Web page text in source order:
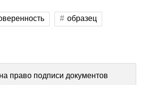
образец
право подписи документов